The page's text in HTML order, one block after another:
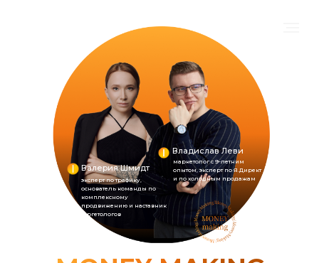
Владислав Леви
маркетолог с 9-летним
опытом, эксперт по Я.Директ
и по холодным продажам
Валерия Шмидт
эксперт по трафику,
основатель команды по
комплексному
продвижению и наставник
таргетологов